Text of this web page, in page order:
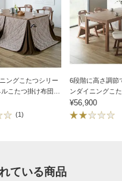
料について
ル100％
ケット付き
（家具）
ングこたつシリー
こたつ掛け布団
(1)
6段階に高さ調節
ンダイニングこ
テーブル
¥56,900
ている商品